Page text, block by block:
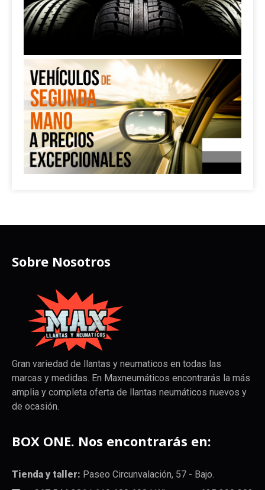
Sobre Nosotros
Gran variedad de llantas y neumaticos en todas las
marcas y medidas. En Maxneumáticos encontrarás la más
amplia y completa oferta de llantas neumáticos nuevos y
de ocasión.
BOX ONE. Nos encontrarás en:
Tienda y taller: Paseo Circunvalación, 57 - Bajo.